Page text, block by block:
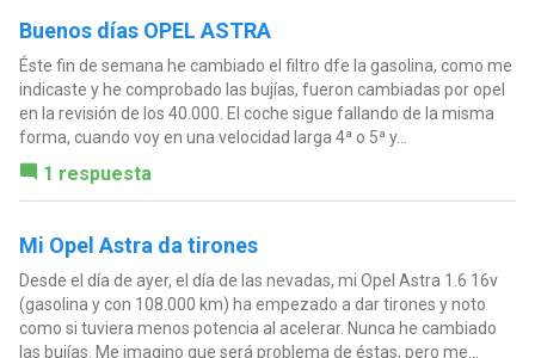
Buenos días OPEL ASTRA
Éste fin de semana he cambiado el filtro dfe la gasolina, como me
indicaste y he comprobado las bujías, fueron cambiadas por opel
en la revisión de los 40.000. El coche sigue fallando de la misma
forma, cuando voy en una velocidad larga 4ª o 5ª y...
1 respuesta
Mi Opel Astra da tirones
Desde el día de ayer, el día de las nevadas, mi Opel Astra 1.6 16v
(gasolina y con 108.000 km) ha empezado a dar tirones y noto
como si tuviera menos potencia al acelerar. Nunca he cambiado
las bujías. Me imagino que será problema de éstas, pero me...